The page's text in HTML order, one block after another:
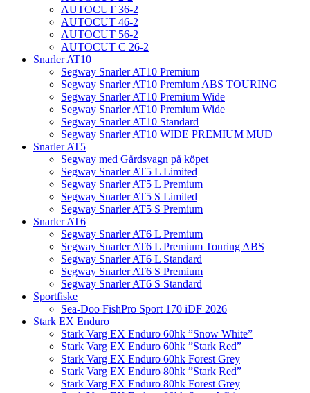
AUTOCUT 36-2
AUTOCUT 46-2
AUTOCUT 56-2
AUTOCUT C 26-2
Snarler AT10
Segway Snarler AT10 Premium
Segway Snarler AT10 Premium ABS TOURING
Segway Snarler AT10 Premium Wide
Segway Snarler AT10 Premium Wide
Segway Snarler AT10 Standard
Segway Snarler AT10 WIDE PREMIUM MUD
Snarler AT5
Segway med Gårdsvagn på köpet
Segway Snarler AT5 L Limited
Segway Snarler AT5 L Premium
Segway Snarler AT5 S Limited
Segway Snarler AT5 S Premium
Snarler AT6
Segway Snarler AT6 L Premium
Segway Snarler AT6 L Premium Touring ABS
Segway Snarler AT6 L Standard
Segway Snarler AT6 S Premium
Segway Snarler AT6 S Standard
Sportfiske
Sea-Doo FishPro Sport 170 iDF 2026
Stark EX Enduro
Stark Varg EX Enduro 60hk ”Snow White”
Stark Varg EX Enduro 60hk ”Stark Red”
Stark Varg EX Enduro 60hk Forest Grey
Stark Varg EX Enduro 80hk ”Stark Red”
Stark Varg EX Enduro 80hk Forest Grey